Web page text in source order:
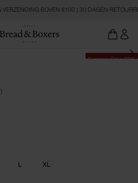
BOVEN €100 | 30 DAGEN
Summer Sale 60%
L XL